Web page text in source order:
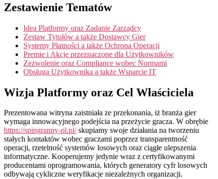
Zestawienie Tematów
Idea Platformy oraz Zadanie Zarządcy
Zestaw Tytułów a także Dostawcy Gier
Systemy Płatności a także Ochrona Operacji
Premie i Akcje przeznaczone dla Użytkowników
Zezwolenie oraz Compliance wobec Normami
Obsługa Użytkownika a także Wsparcie IT
Wizja Platformy oraz Cel Właściciela
Prezentowana witryna zaistniała ze przekonania, iż branża gier
wymaga innowacyjnego podejścia na przeżycie gracza. W obrębie
https://spingranny-pl.pl/skupiamy swoje działania na tworzeniu
stałych kontaktów wobec graczami poprzez transparentność
operacji, rzetelność systemów losowych oraz ciągłe ulepszenia
informatyczne. Kooperujemy jedynie wraz z certyfikowanymi
producentami oprogramowania, których generatory cyfr losowych
odbywają cykliczne weryfikacje niezależnych organizacji.